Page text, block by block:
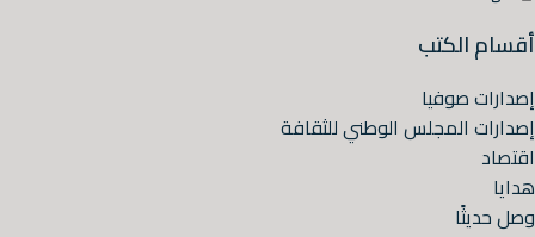
أقسام الكتب
إصدارات صوفيا
إصدارات المجلس الوطني للثقافة
اقتصاد
هدايا
وصل حديثًا